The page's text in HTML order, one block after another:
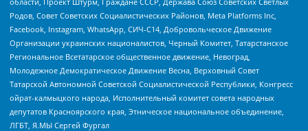
Родов, Совет Советских Социалистических Районов, Meta Platforms Inc,
Facebook, Instagram, WhatsApp, СИЧ-С14, Добровольческое Движение
Организации украинских националистов, Черный Комитет, Татарстанское
Региональное Всетатарское общественное движение, Невоград,
Молодежное Демократическое Движение Весна, Верховный Совет
Татарской Автономной Советской Социалистической Республики, Конгресс
ойрат-калмыцкого народа, Исполнительный комитет совета народных
депутатов Красноярского края, Этническое национальное объединение,
ЛГБТ, Я.МЫ Сергей Фургал